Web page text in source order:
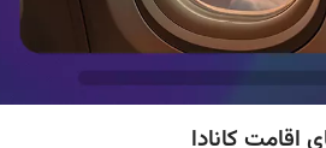
اقامت کانادا